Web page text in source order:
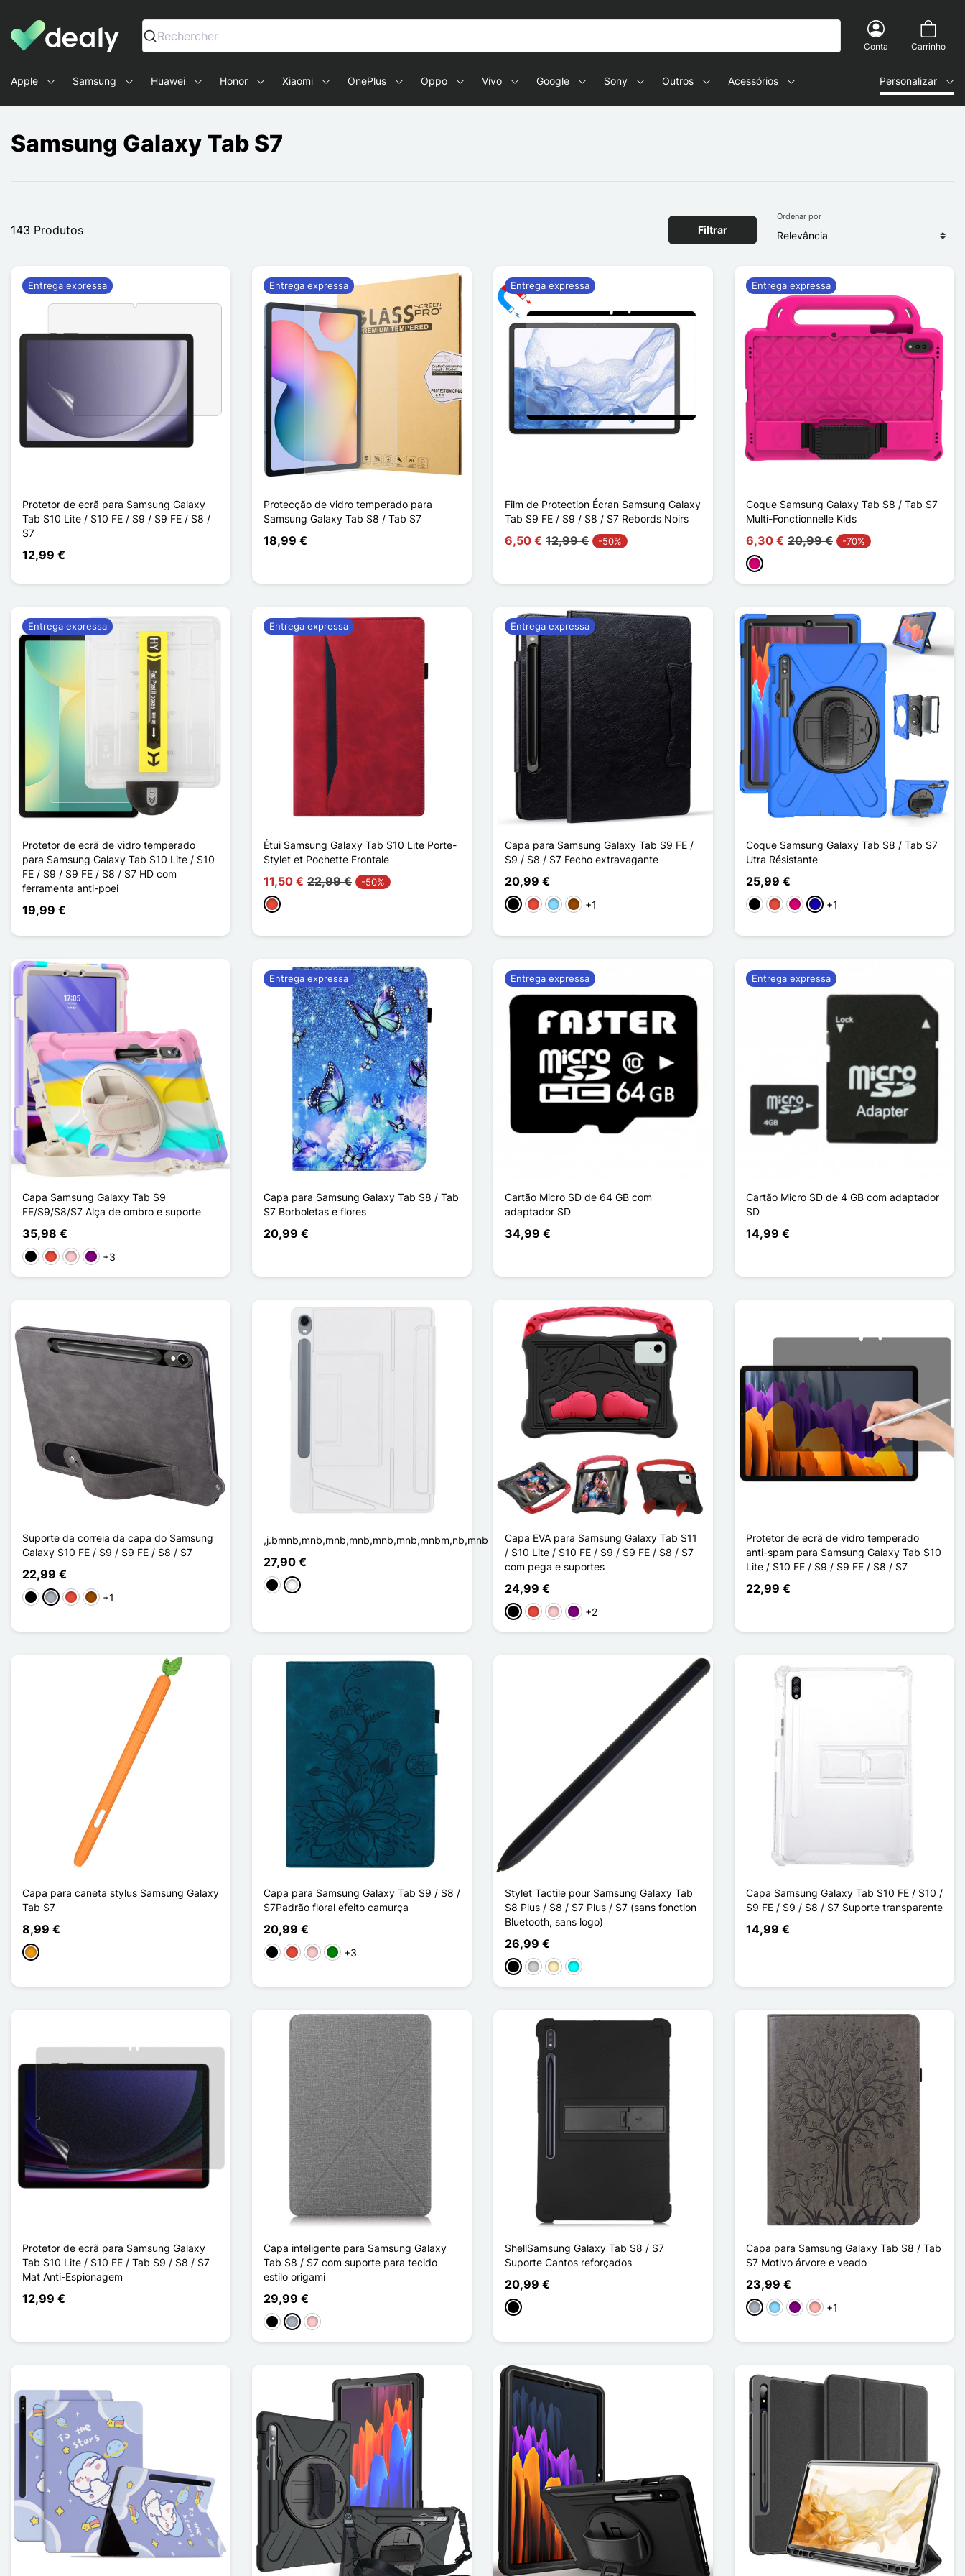
Dealy - Capas e acessórios para smartphones e tablets
Rechercher
Conta Carrinho
Apple Samsung Huawei Honor Xiaomi OnePlus Oppo Vivo Google Sony Outros Acessórios Personalizar
Samsung Galaxy Tab S7
143 Produtos Filtrar
Ordenar por
Protetor de ecrã para Samsung Galaxy
Tab S10 Lite / S10 FE / S9 / S9 FE / S8 /
S7
12,99 €
Entrega expressa
Protecção de vidro temperado para
Samsung Galaxy Tab S8 / Tab S7
18,99 €
Entrega expressa
Film de Protection Écran Samsung Galaxy
Tab S9 FE / S9 / S8 / S7 Rebords Noirs
6,50 € 12,99 € -50%
Entrega expressa
Coque Samsung Galaxy Tab S8 / Tab S7
Multi-Fonctionnelle Kids
6,30 € 20,99 € -70%
Magenta
Entrega expressa
Protetor de ecrã de vidro temperado
para Samsung Galaxy Tab S10 Lite / S10
FE / S9 / S9 FE / S8 / S7 HD com
ferramenta anti-poei
19,99 €
Entrega expressa
Étui Samsung Galaxy Tab S10 Lite Porte-
Stylet et Pochette Frontale
11,50 € 22,99 € -50%
Vermelho
Entrega expressa
Capa para Samsung Galaxy Tab S9 FE /
S9 / S8 / S7 Fecho extravagante
20,99 €
PretoVermelhoAzul Claro
Castanho
+1
Entrega expressa
Coque Samsung Galaxy Tab S8 / Tab S7
Utra Résistante
25,99 €
PretoVermelho
MagentaAzul Escuro
+1
Capa Samsung Galaxy Tab S9
FE/S9/S8/S7 Alça de ombro e suporte
35,98 €
PretoVermelho
RosaPúrpura
+3
Capa para Samsung Galaxy Tab S8 / Tab
S7 Borboletas e flores
20,99 €
Entrega expressa
Cartão Micro SD de 64 GB com
adaptador SD
34,99 €
Entrega expressa
Cartão Micro SD de 4 GB com adaptador
SD
14,99 €
Entrega expressa
Suporte da correia da capa do Samsung
Galaxy S10 FE / S9 / S9 FE / S8 / S7
22,99 €
PretoCinzentoVermelho
Castanho
+1
,j.bmnb,mnb,mnb,mnb,mnb,mnb,mnbm,nb,mnb
27,90 €
PretoBranco
Capa EVA para Samsung Galaxy Tab S11
/ S10 Lite / S10 FE / S9 / S9 FE / S8 / S7
com pega e suportes
24,99 €
PretoVermelho
RosaPúrpura
+2
Protetor de ecrã de vidro temperado
anti-spam para Samsung Galaxy Tab S10
Lite / S10 FE / S9 / S9 FE / S8 / S7
22,99 €
Capa para caneta stylus Samsung Galaxy
Tab S7
8,99 €
Laranja
Capa para Samsung Galaxy Tab S9 / S8 /
S7Padrão floral efeito camurça
20,99 €
PretoVermelho
RosaVerde
+3
Stylet Tactile pour Samsung Galaxy Tab
S8 Plus / S8 / S7 Plus / S7 (sans fonction
Bluetooth, sans logo)
26,99 €
PretoPrataOuroCiano
Capa Samsung Galaxy Tab S10 FE / S10 /
S9 FE / S9 / S8 / S7 Suporte transparente
14,99 €
Protetor de ecrã para Samsung Galaxy
Tab S10 Lite / S10 FE / Tab S9 / S8 / S7
Mat Anti-Espionagem
12,99 €
Capa inteligente para Samsung Galaxy
Tab S8 / S7 com suporte para tecido
estilo origami
29,99 €
PretoCinzento
Rosa
ShellSamsung Galaxy Tab S8 / S7
Suporte Cantos reforçados
20,99 €
Preto
Capa para Samsung Galaxy Tab S8 / Tab
S7 Motivo árvore e veado
23,99 €
CinzentoAzul Claro
PúrpuraOuro rosa
+1